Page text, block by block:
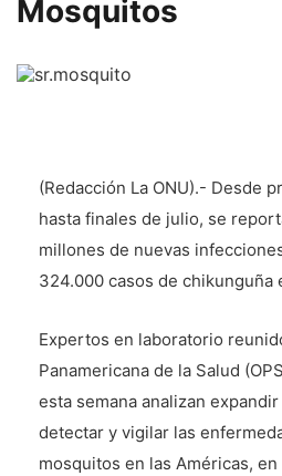
Mosquitos
(Redacción La ONU).- Desde
hasta finales de julio, se
millones de nuevas
324.000 casos de chikunguña
Expertos en laboratorio
Panamericana de la Salud
esta semana analizan
detectar y vigilar las
mosquitos en las Américas,